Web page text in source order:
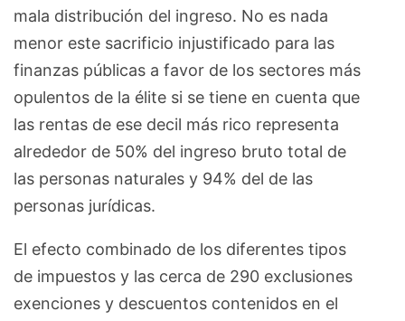
mala distribución del ingreso. No es nada
menor este sacrificio injustificado para las
finanzas públicas a favor de los sectores más
opulentos de la élite si se tiene en cuenta que
las rentas de ese decil más rico representa
alrededor de 50% del ingreso bruto total de
las personas naturales y 94% del de las
personas jurídicas.
El efecto combinado de los diferentes tipos
de impuestos y las cerca de 290 exclusiones
exenciones y descuentos contenidos en el